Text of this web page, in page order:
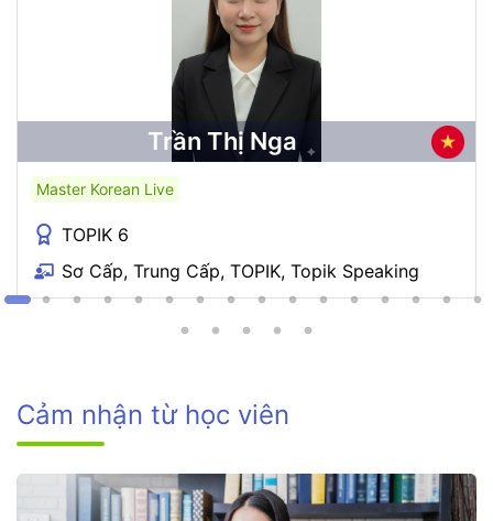
Trần Thị Nga
Master Korean Live
TOPIK 6
Sơ Cấp, Trung Cấp, TOPIK, Topik Speaking
Cảm nhận từ học viên